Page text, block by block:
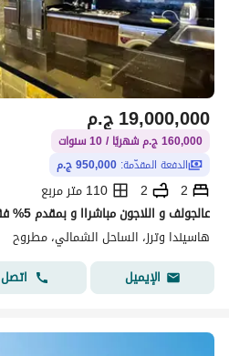
ج.م19,000,000
160,000 ج.م شهريًا / 10 سنوات
الدفعة المقدّمة: 950,000 ج.م
2
2
110 متر مربع
هاسيندا وترز، الساحل الشمالي، مطروح
الإيميل
اتصل